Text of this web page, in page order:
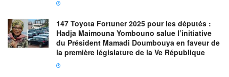
147 Toyota Fortuner 2025 pour les députés :
Hadja Maimouna Yombouno salue l’initiative
du Président Mamadi Doumbouya en faveur de
la première législature de la Ve République